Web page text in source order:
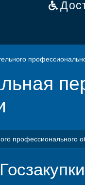
профессионального
Госзакупки